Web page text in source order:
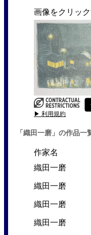
画像をクリッ
▶ 利用規約
「織田一磨」の作品一
作家名
織田一磨
織田一磨
織田一磨
織田一磨